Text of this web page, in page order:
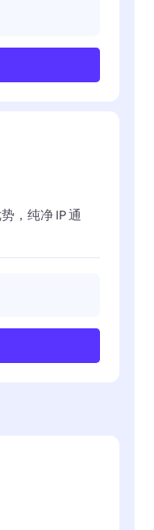
，纯净 IP 通